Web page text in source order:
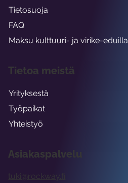
Asiakaspalvelu
tuki@rockway.fi
Tietosuoja
FAQ
Maksu kulttuuri- ja virike-eduilla
Tietoa meistä
Yrityksestä
Työpaikat
Yhteistyö